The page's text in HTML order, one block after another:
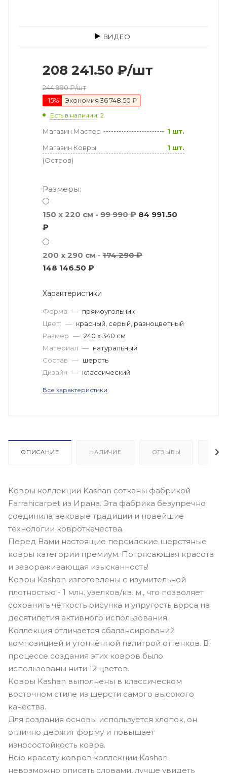
ВИДЕО
208 241.50 ₽/шт
244 990₽/шт
-15% Экономия36 748.50 ₽
Есть в наличии: 2
Магазин Мастер
1 шт.
Магазин Ковры
(Остров)
1 шт.
Размеры:
150 x 220 см - 99 990 ₽ 84 991.50
₽
200 x 290 см - 174 290 ₽
148 146.50 ₽
Характеристики
Форма — прямоугольник
Цвет: — красный, серый, разноцветный
Размер — 240 x 340 см
Материал — натуральный
Состав — шерсть
Дизайн — классический
Все характеристики
ОПИСАНИЕ НАЛИЧИЕ ОТЗЫВЫ
Ковры коллекции Kashan сотканы фабрикой
Farrahicarpet из Ирана. Эта фабрика безупречно
соединила вековые традиции и новейшие
технологии ковроткачества.
Перед Вами настоящие персидские шерстяные
ковры категории премиум. Потрясающая красота
и завораживающая изысканность!
Ковры Kashan изготовлены с изумительной
плотностью - 1 млн. узелков/кв. м., что позволяет
сохранить чёткость рисунка и упругость ворса на
десятилетия активного использования.
Коллекция отличается сбалансирований
композицией и утончённой палитрой оттенков. В
процессе создания этих ковров было
использованы нити 12 цветов.
Ковры Kashan выполнены в классическом
восточном стиле из шерсти самого высокого
качества.
Для создания основы используется хлопок, он
отлично держит форму и повышает
износостойкость ковра.
Всю красоту ковров коллекции Kashan
невозможно описать словами, лучше увидеть